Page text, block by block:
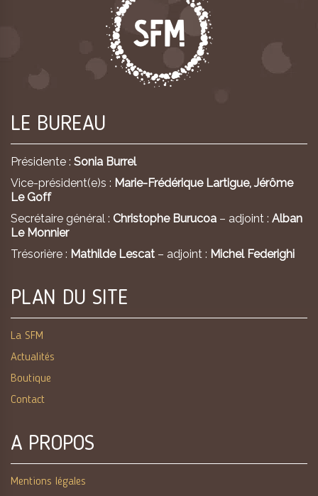
LE BUREAU
Présidente : Sonia Burrel
Vice-président(e)s : Marie-Frédérique Lartigue, Jérôme
Le Goff
Secrétaire général : Christophe Burucoa – adjoint : Alban
Le Monnier
Trésorière : Mathilde Lescat – adjoint : Michel Federighi
PLAN DU SITE
La SFM
Actualités
Boutique
Contact
A PROPOS
Mentions légales